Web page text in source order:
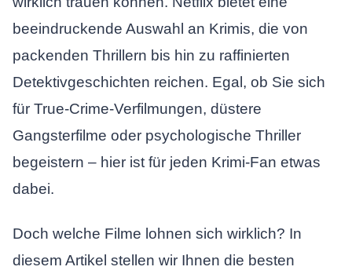
beeindruckende Auswahl an Krimis, die von
packenden Thrillern bis hin zu raffinierten
Detektivgeschichten reichen. Egal, ob Sie sich
für True-Crime-Verfilmungen, düstere
Gangsterfilme oder psychologische Thriller
begeistern – hier ist für jeden Krimi-Fan etwas
dabei.
Doch welche Filme lohnen sich wirklich? In
diesem Artikel stellen wir Ihnen die besten